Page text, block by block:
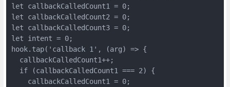
let callbackCalledCount1 = 0;
let callbackCalledCount2 = 0;
let callbackCalledCount3 = 0;
let intent = 0;
hook.tap('callback 1', (arg) => {
  callbackCalledCount1++;
  if (callbackCalledCount1 === 2) {
    callbackCalledCount1 = 0;